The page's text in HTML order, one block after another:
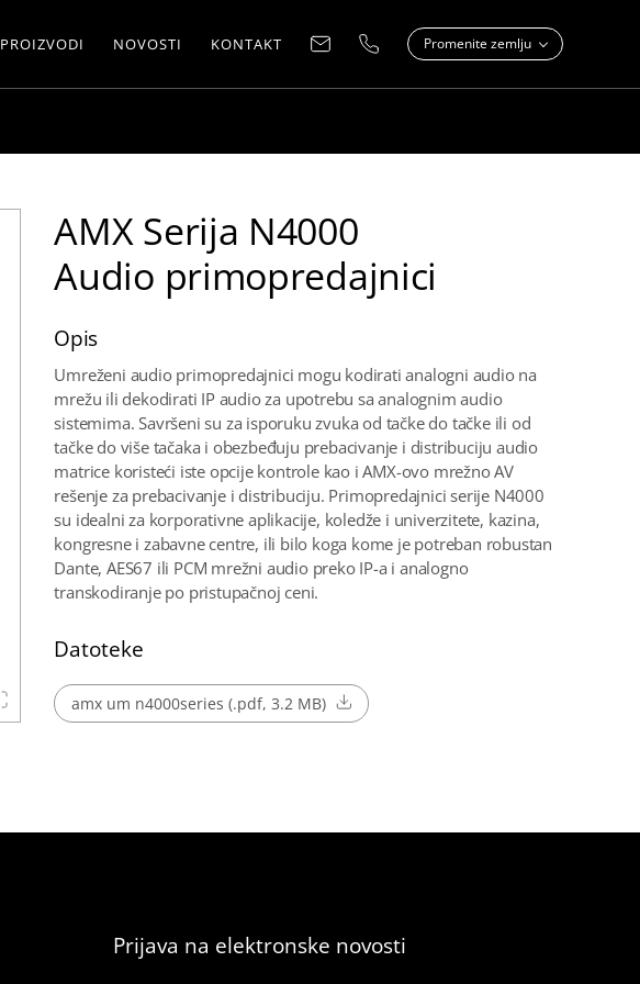
PROIZVODI NOVOSTI KONTAKT Promenite zemlju
AMX Serija N4000
Audio primopredajnici
Opis
Umreženi audio primopredajnici mogu kodirati analogni audio na
mrežu ili dekodirati IP audio za upotrebu sa analognim audio
sistemima. Savršeni su za isporuku zvuka od tačke do tačke ili od
tačke do više tačaka i obezbeđuju prebacivanje i distribuciju audio
matrice koristeći iste opcije kontrole kao i AMX-ovo mrežno AV
rešenje za prebacivanje i distribuciju. Primopredajnici serije N4000
su idealni za korporativne aplikacije, koledže i univerzitete, kazina,
kongresne i zabavne centre, ili bilo koga kome je potreban robustan
Dante, AES67 ili PCM mrežni audio preko IP-a i analogno
transkodiranje po pristupačnoj ceni.
Datoteke
amx um n4000series (.pdf, 3.2 MB)
Prijava na elektronske novosti